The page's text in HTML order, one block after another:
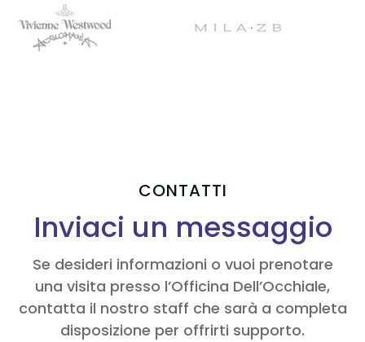
CONTATTI
Inviaci un messaggio
Se desideri informazioni o vuoi prenotare
una visita presso l’Officina Dell’Occhiale,
contatta il nostro staff che sarà a completa
disposizione per offrirti supporto.